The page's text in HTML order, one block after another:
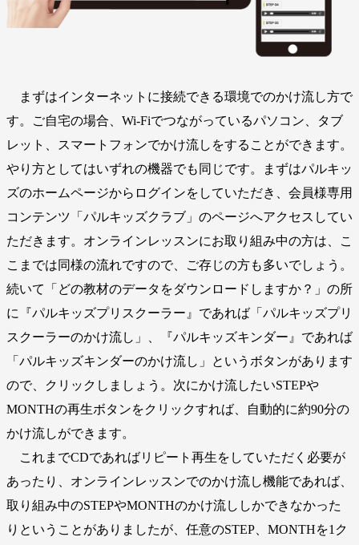
まずはインターネットに接続できる環境でのかけ流し方で
す。ご自宅の場合、Wi-Fiでつながっているパソコン、タブ
レット、スマートフォンでかけ流しをすることができます。
やり方としてはいずれの機器でも同じです。まずはパルキッ
ズのホームページからログインをしていただき、会員様専用
コンテンツ「パルキッズクラブ」のページへアクセスしてい
ただきます。オンラインレッスンにお取り組み中の方は、こ
こまでは同様の流れですので、ご存じの方も多いでしょう。
続いて「どの教材のデータをダウンロードしますか？」の所
に『パルキッズプリスクーラー』であれば「パルキッズプリ
スクーラーのかけ流し」、『パルキッズキンダー』であれば
「パルキッズキンダーのかけ流し」というボタンがあります
ので、クリックしましょう。次にかけ流したいSTEPや
MONTHの再生ボタンをクリックすれば、自動的に約90分の
かけ流しができます。
これまでCDであればリピート再生をしていただく必要が
あったり、オンラインレッスンでのかけ流し機能であれば、
取り組み中のSTEPやMONTHのかけ流ししかできなかった
りということがありましたが、任意のSTEP、MONTHを1ク